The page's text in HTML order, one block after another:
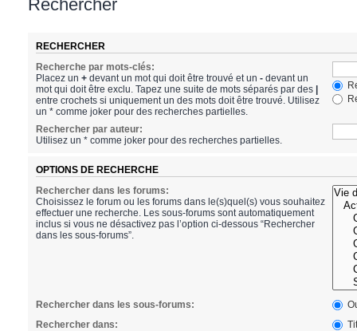
Rechercher
RECHERCHER
Recherche par mots-clés:
Placez un +devant un mot qui doit être trouvé et un -devant un
mot qui doit être exclu. Tapez une suite de mots séparés par des
entre crochets si uniquement un des mots doit être trouvé. Utilisez
un * comme joker pour des recherches partielles.
Rechercher par auteur:
Utilisez un * comme joker pour des recherches partielles.
OPTIONS DE RECHERCHE
Rechercher dans les forums:
Choisissez le forum ou les forums dans le(s)quel(s) vous souhaitez
effectuer une recherche. Les sous-forums sont automatiquement
inclus si vous ne désactivez pas l’option ci-dessous “Rechercher
dans les sous-forums”.
Rechercher dans les sous-forums:
Rechercher dans: